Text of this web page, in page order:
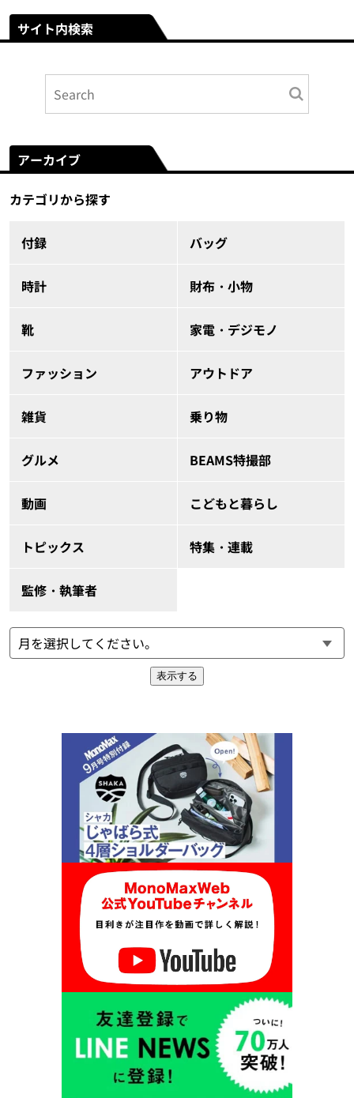
サイト内検索
アーカイブ
カテゴリから探す
付録 バッグ
時計 財布・小物
靴 家電・デジモノ
ファッション アウトドア
雑貨 乗り物
グルメ BEAMS特撮部
動画 こどもと暮らし
トピックス 特集・連載
監修・執筆者
表示する